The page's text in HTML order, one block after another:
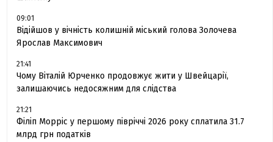
09:01
Відійшов у вічність колишній міський голова Золочева
Ярослав Максимович
21:41
Чому Віталій Юрченко продовжує жити у Швейцарії,
залишаючись недосяжним для слідства
21:21
Філіп Морріс у першому півріччі 2026 року сплатила 31.7
млрд грн податків